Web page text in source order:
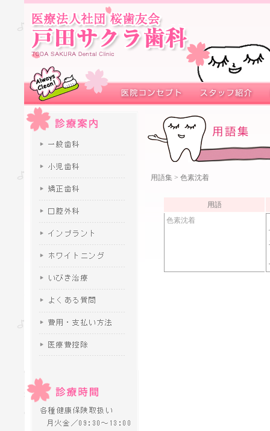
用語集 > 色素沈着
用語
色素沈着